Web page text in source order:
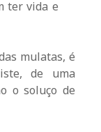
ter vida e
mulatas, é
de uma
o soluço de